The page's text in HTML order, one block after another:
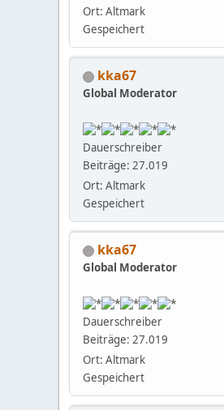
Ort: Altmark
Gespeichert
kka67
Global Moderator
Dauerschreiber
Beiträge: 27.019
Ort: Altmark
Gespeichert
kka67
Global Moderator
Dauerschreiber
Beiträge: 27.019
Ort: Altmark
Gespeichert